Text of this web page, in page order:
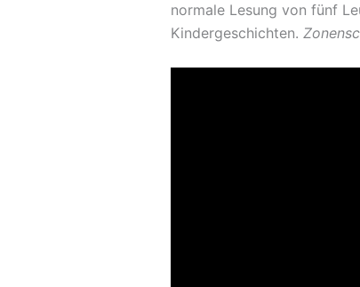
normale Lesung von fünf
Kindergeschichten.